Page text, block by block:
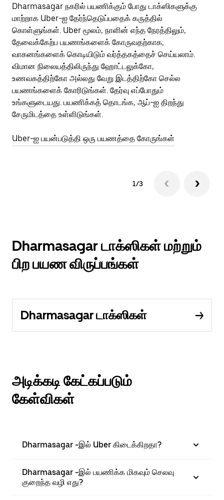
Dharmasagar நகரில் பயணிக்கும் போது டாக்ஸிகளுக்கு
மாற்றாக Uber-ஐ தேர்ந்தெடுப்பதைக் கருத்தில்
கொள்ளுங்கள். Uber மூலம், நாளின் எந்த நேரத்திலும்,
தேவைக்கேற்ப பயணங்களைக் கோருவதற்காக,
வாகனங்களைக் கொடியிடும் வர்த்தகத்தைச் செய்யலாம்.
விமான நிலையத்திலிருந்து ஹோட்டலுக்கோ,
உணவகத்திற்கோ அல்லது வேறு இடத்திற்கோ செல்ல
பயணங்களைக் கோரிடுங்கள். தேர்வு எப்போதும்
உங்களுடையது. பயணிக்கத் தொடங்க, ஆப்-ஐ திறந்து
சேருமிடத்தை உள்ளிடுங்கள்.
Uber-ஐ பயன்படுத்தி ஒரு பயணத்தை கோருங்கள்
1/3
Dharmasagar டாக்ஸிகள் மற்றும்
பிற பயண விருப்பங்கள்
Dharmasagar டாக்ஸிகள்
அடிக்கடி கேட்கப்படும்
கேள்விகள்
Dharmasagar -இல் Uber கிடைக்கிறதா?
Dharmasagar -இல் பயணிக்க மிகவும் செலவு
குறைந்த வழி எது?